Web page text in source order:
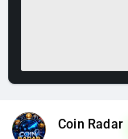
Coin Radar